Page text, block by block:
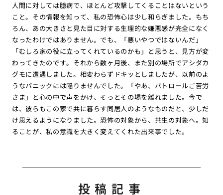
人間に対しては臆病で、ほとんど攻撃してくることはないという
こと。その情報を知って、私の恐怖心は少し和らぎました。もち
ろん、あの大きさと見た目に対する生理的な嫌悪感が完全になく
なったわけではありません。でも、「悪いやつではないんだ」
「むしろ家の役に立ってくれているのかも」と思うと、見方が変
わってきたのです。それから数ヶ月後、また別の場所でアシダカ
グモに遭遇しました。相変わらずドキッとしましたが、以前のよ
うなパニックには陥りませんでした。「やあ、パトロールご苦労
さま」と心の中で声をかけ、そっとその場を離れました。今で
は、彼らもこの家で共に暮らす同居人のようなものだと、少しだ
け思えるようになりました。恐怖の対象から、共生の対象へ。知
ることが、私の意識を大きく変えてくれた出来事でした。
投稿記事